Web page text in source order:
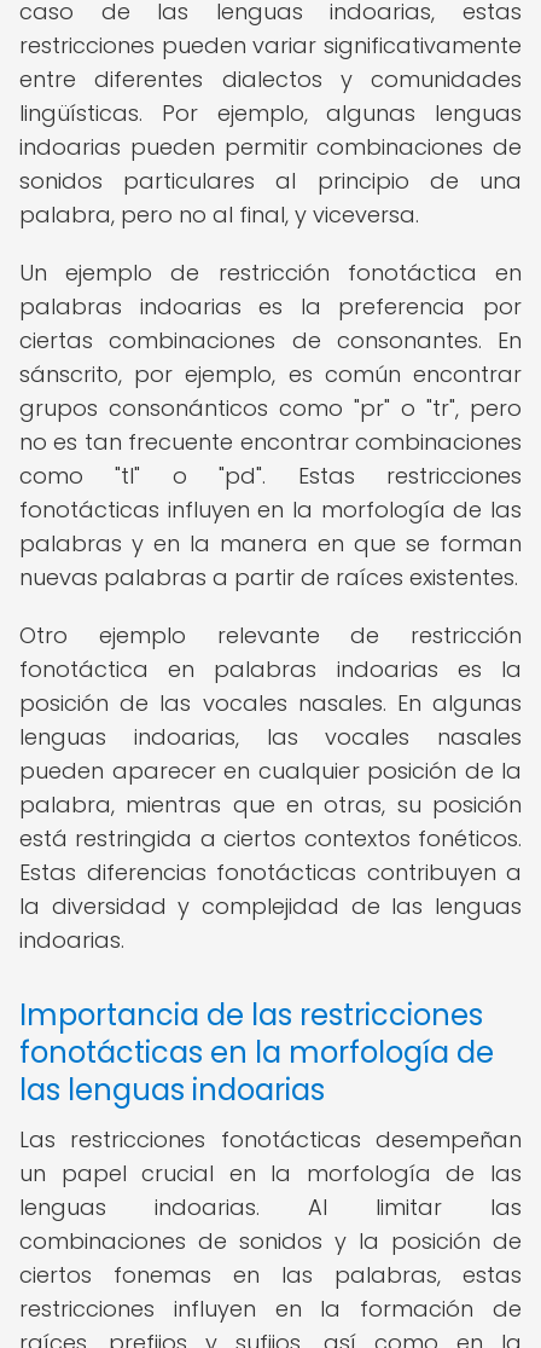
caso de las lenguas indoarias, estas
restricciones pueden variar significativamente
entre diferentes dialectos y comunidades
lingüísticas. Por ejemplo, algunas lenguas
indoarias pueden permitir combinaciones de
sonidos particulares al principio de una
palabra, pero no al final, y viceversa.
Un ejemplo de restricción fonotáctica en
palabras indoarias es la preferencia por
ciertas combinaciones de consonantes. En
sánscrito, por ejemplo, es común encontrar
grupos consonánticos como "pr" o "tr", pero
no es tan frecuente encontrar combinaciones
como "tl" o "pd". Estas restricciones
fonotácticas influyen en la morfología de las
palabras y en la manera en que se forman
nuevas palabras a partir de raíces existentes.
Otro ejemplo relevante de restricción
fonotáctica en palabras indoarias es la
posición de las vocales nasales. En algunas
lenguas indoarias, las vocales nasales
pueden aparecer en cualquier posición de la
palabra, mientras que en otras, su posición
está restringida a ciertos contextos fonéticos.
Estas diferencias fonotácticas contribuyen a
la diversidad y complejidad de las lenguas
indoarias.
Importancia de las restricciones
fonotácticas en la morfología de
las lenguas indoarias
Las restricciones fonotácticas desempeñan
un papel crucial en la morfología de las
lenguas indoarias. Al limitar las
combinaciones de sonidos y la posición de
ciertos fonemas en las palabras, estas
restricciones influyen en la formación de